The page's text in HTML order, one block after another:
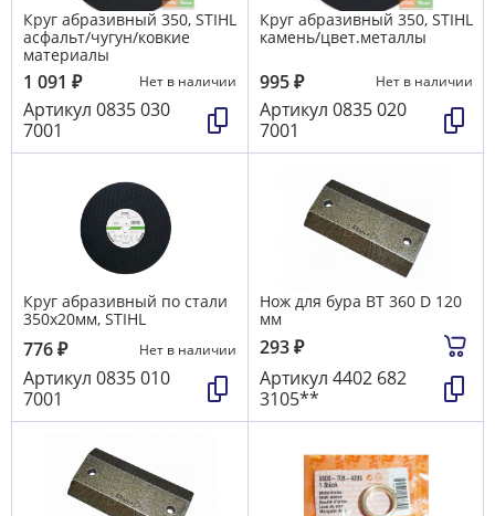
Круг абразивный 350, STIHL
асфальт/чугун/ковкие
материалы
1 091 ₽ Нет в наличии
Артикул 0835 030
7001
Круг абразивный 350, STIHL
камень/цвет.металлы
995₽ Нет в наличии
Артикул 0835 020
7001
Круг абразивный по стали
350х20мм, STIHL
776₽ Нет в наличии
Артикул 0835 010
7001
Нож для бура BT 360 D 120
мм
293₽
Артикул 4402 682
3105**